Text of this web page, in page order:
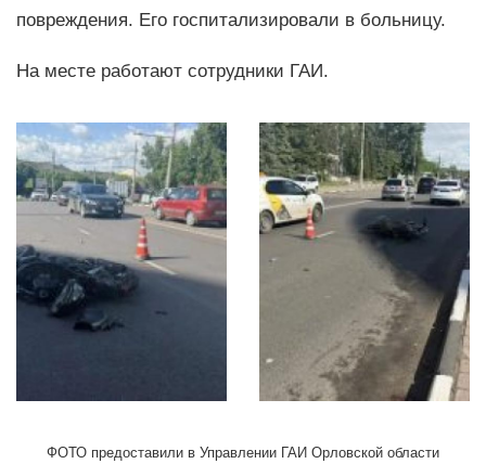
повреждения. Его госпитализировали в больницу.
На месте работают сотрудники ГАИ.
ФОТО предоставили в Управлении ГАИ Орловской области